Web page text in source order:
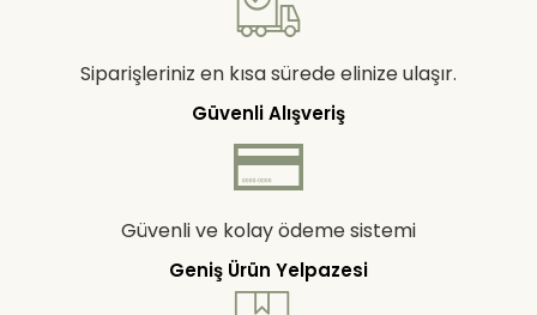
Siparişleriniz en kısa sürede elinize ulaşır.
Güvenli Alışveriş
Güvenli ve kolay ödeme sistemi
Geniş Ürün Yelpazesi